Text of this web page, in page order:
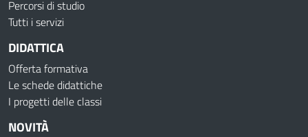
Percorsi di studio
Tutti i servizi
DIDATTICA
Offerta formativa
Le schede didattiche
I progetti delle classi
NOVITÀ